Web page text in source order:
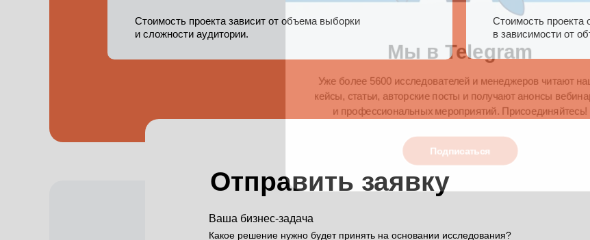
Стоимость проекта зависит от объема выборки
и сложности аудитории.
Стоимость проекта
в зависимости от
Ваша бизнес-задача
Какое решение нужно будет принять на основании исследования?
Отправить заявку
Уже более 5600 исследователей и менеджеров
кейсы, статьи, авторские посты и получают анонсы
и профессиональных мероприятий.
Подписаться